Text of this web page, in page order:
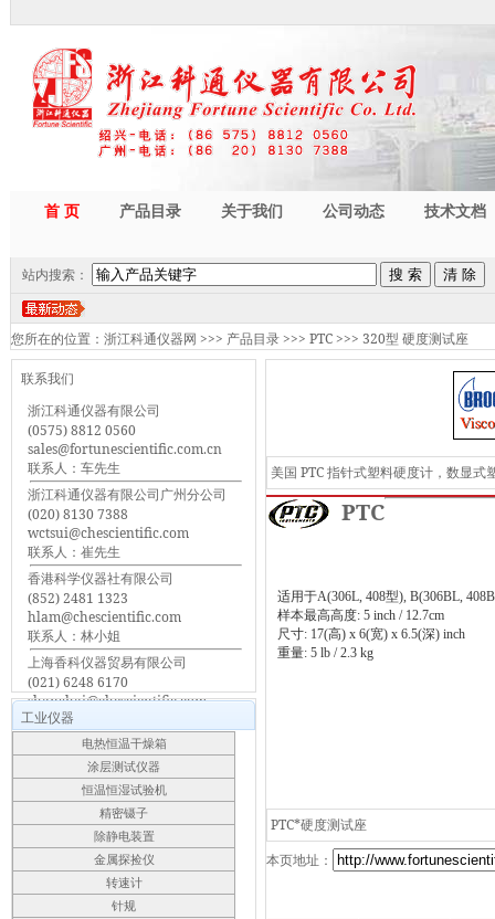
首 页 产品目录 关于我们 公司动态 技术文档
站内搜索：
您所在的位置： 浙江科通仪器网 >>> 产品目录 >>> PTC >>> 320型 硬度测试座
联系我们
浙江科通仪器有限公司
(0575) 8812 0560
sales@fortunescientific.com.cn
联系人：车先生
浙江科通仪器有限公司广州分公司
(020) 8130 7388
wctsui@chescientific.com
联系人：崔先生
香港科学仪器社有限公司
(852) 2481 1323
hlam@chescientific.com
联系人：林小姐
上海香科仪器贸易有限公司
(021) 6248 6170
shanghai@chescientific.com
联系人：车先生
工业仪器
电热恒温干燥箱
涂层测试仪器
恒温恒湿试验机
精密镊子
除静电装置
金属探捡仪
转速计
针规
美国 PTC 指针式塑料硬度计，数显
PTC
适用于A(306L, 408型), B(306BL,
样本最高高度: 5 inch / 12.7cm
尺寸: 17(高) x 6(宽) x 6.5(深) inch
重量: 5 lb / 2.3 kg
PTC*硬度测试座
本页地址：